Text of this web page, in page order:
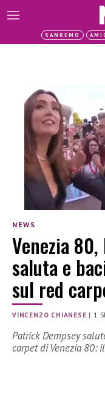
SANREMO
NEWS
Venezia
saluta e
sul red
VINCENZO CHIANESE | 1
Patrick Dempsey
carpet di Venezia 80: